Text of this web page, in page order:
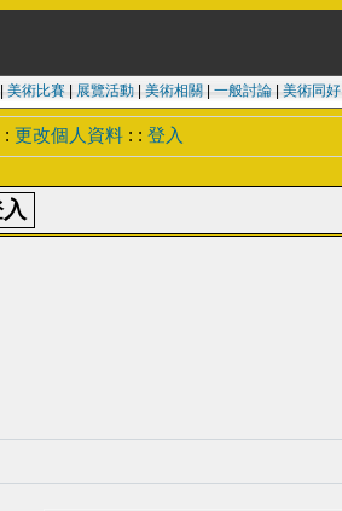
美術比賽| 展覽活動| 美術相關 一般討論| 美術同好
: 更改個人資料 : : 登入